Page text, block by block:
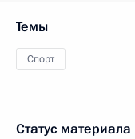
Темы
Спорт
Статус материала